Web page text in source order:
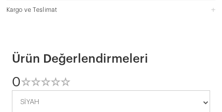
Kargo ve Teslimat
Ürün Değerlendirmeleri
0☆☆☆☆☆
★★★★★